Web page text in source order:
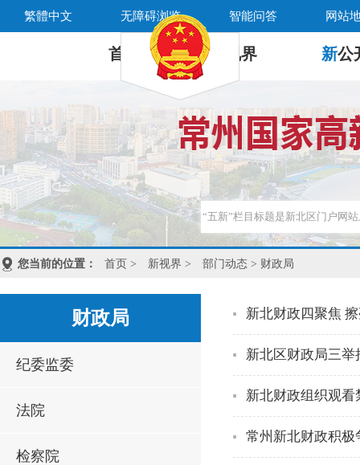
繁體中文 无障碍浏览 智能问答 网站
首 页 新 视界 新公
您当前的位置： 首页 > 新视界 > 部门动态 > 财政局
财政局
纪委监委
法院
检察院
新北财政四聚焦
新北区财政局三
新北财政组织观
常州新北财政积极